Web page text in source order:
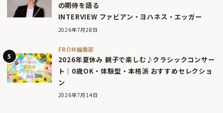
の期待を語る
INTERVIEW ファビアン・ヨハネス・エッガー
2026年7月28日
FROM編集部
2026年夏休み 親子で楽しむ♪クラシックコンサー
ト｜0歳OK・体験型・本格派 おすすめセレクショ
ン
2026年7月14日